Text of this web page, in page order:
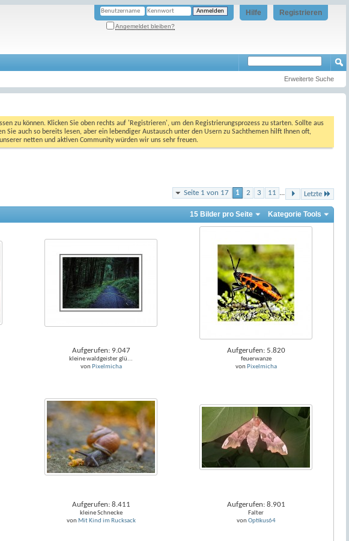
Registrieren
Hilfe
Angemeldet bleiben?
Erweiterte Suche
zu können. Klicken Sie oben rechts auf 'Registrieren', um den Registrierungsprozess zu starten. Sollte aus
Sie auch so bereits lesen, aber ein lebendiger Austausch unter den Usern zu Sachthemen hilft Ihnen oft,
netten und aktiven Community würden wir uns sehr freuen.
Seite 1 von 17 1 2 3 11 ... Letzte
Kategorie Tools
15 Bilder pro Seite
Aufgerufen: 9.047
kleine waldgeister glü...
von Pixelmicha
Aufgerufen: 5.820
feuerwanze
von Pixelmicha
Aufgerufen: 8.411
kleine Schnecke
von Mit Kind im Rucksack
Aufgerufen: 8.901
Falter
von Optikus64